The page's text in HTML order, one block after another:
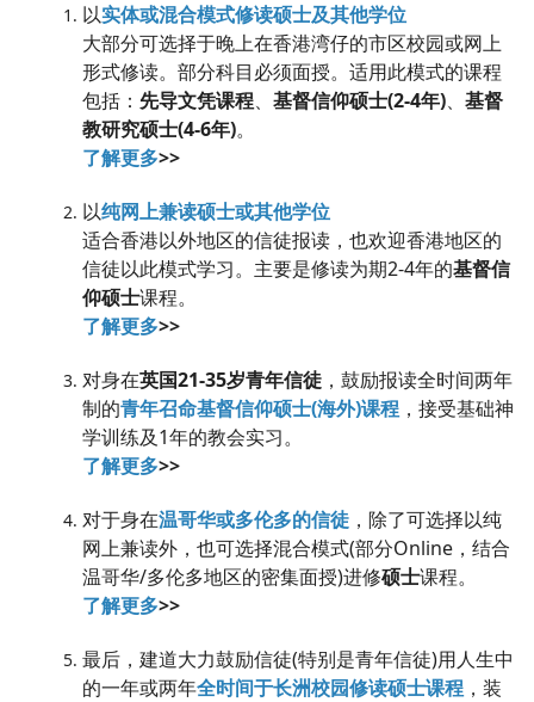
以实体或混合模式修读硕士及其他学位
大部分可选择于晚上在香港湾仔的市区校园或网上
形式修读。部分科目必须面授。适用此模式的课程
包括： 先导文凭课程、 基督信仰硕士(2-4年)、 基督
教研究硕士(4-6年)。
了解更多>>
以纯网上兼读硕士或其他学位
适合香港以外地区的信徒报读，也欢迎香港地区的
信徒以此模式学习。主要是修读为期2-4年的基督信
仰硕士课程。
了解更多>>
对身在英国21-35岁青年信徒 ，鼓励报读全时间两年
制的青年召命基督信仰硕士(海外)课程 ，接受基础神
学训练及1年的教会实习。
了解更多>>
对于身在温哥华或多伦多的信徒 ，除了可选择以纯
网上兼读外，也可选择混合模式(部分Online，结合
温哥华/多伦多地区的密集面授)进修硕士课程。
了解更多>>
最后，建道大力鼓励信徒(特别是青年信徒)用人生中
的一年或两年全时间于长洲校园修读硕士课程 ，装